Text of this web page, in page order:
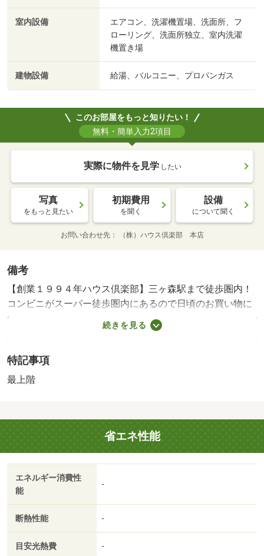
室内設備
エアコン、洗濯機置場、洗面所、フ
ローリング、洗面所独立、室内洗濯
機置き場
建物設備 給湯、バルコニー、プロパンガス
このお部屋をもっと知りたい！
無料・簡単入力2項目
実際に物件を見学 したい
写真
をもっと見たい
初期費用
を聞く
設備
について聞く
お問い合わせ先 （株）ハウス倶楽部 本店
備考
【創業１９９４年ハウス倶楽部】三ヶ森駅まで徒歩圏内！
コンビニがスーパー徒歩圏内にあるので日頃のお買い物に
は困りません♪中尾小学校、沖田中学校も近くにあるので子
育てファミリーにおススメです！エアコン付き♪・賃貸保証
２．２％又は５．５％必要。）・維持費等：ｒｕｕｍサポ
ート費用１，９８０円／月・【創業１９９４年ハウス倶楽
続きを見る
特記事項
最上階
省エネ性能
エネルギー消費性
能
-
断熱性能 -
目安光熱費 -